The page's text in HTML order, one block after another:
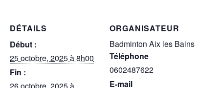
DÉTAILS
Début :
25 octobre, 2025 à 8h00
Fin :
ORGANISATEUR
Badminton Aix les Bains
Téléphone
0602487622
E-mail